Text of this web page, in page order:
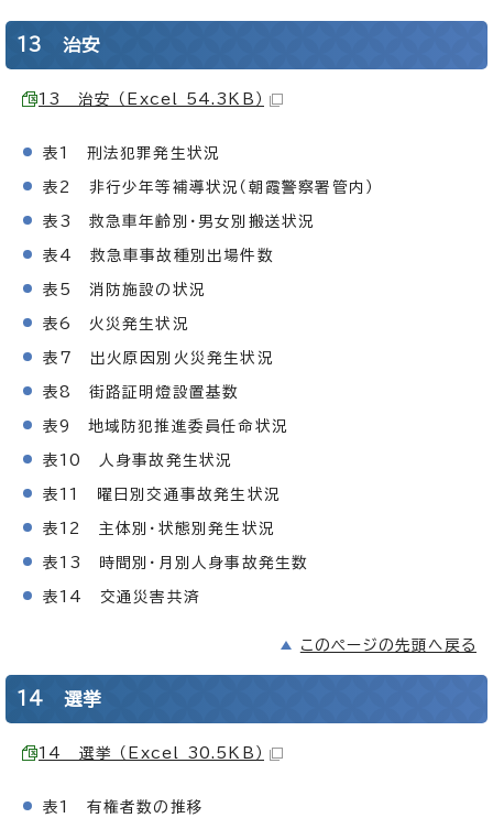
13 治安
13 治安 （Excel 54.3KB）
表1 刑法犯罪発生状況
表2 非行少年等補導状況（朝霞警察署管内）
表3 救急車年齢別・男女別搬送状況
表4 救急車事故種別出場件数
表5 消防施設の状況
表6 火災発生状況
表7 出火原因別火災発生状況
表8 街路証明燈設置基数
表9 地域防犯推進委員任命状況
表10 人身事故発生状況
表11 曜日別交通事故発生状況
表12 主体別・状態別発生状況
表13 時間別・月別人身事故発生数
表14 交通災害共済
このページの先頭へ戻る
14 選挙
14 選挙 （Excel 30.5KB）
表1 有権者数の推移